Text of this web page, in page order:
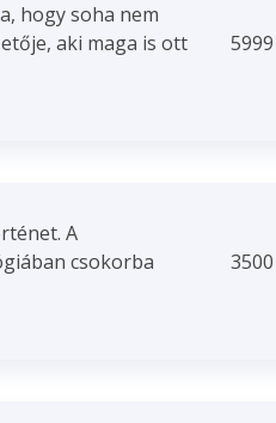
hogy soha nem
aki maga is ott
A
csokorba